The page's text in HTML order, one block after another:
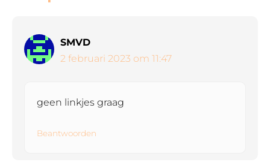
SMVD
2 februari 2023 om 11:47
geen linkjes graag
Beantwoorden